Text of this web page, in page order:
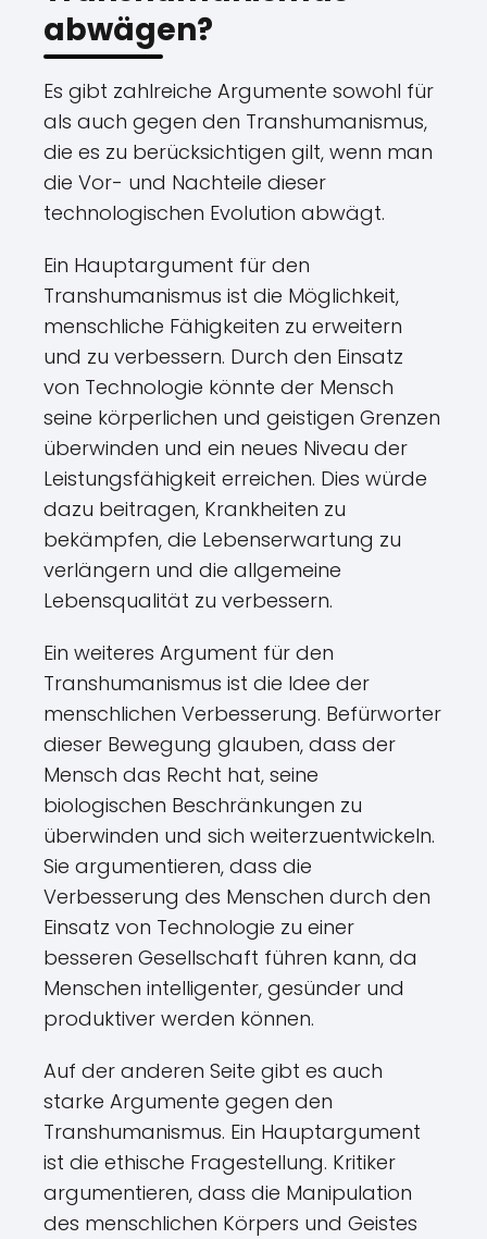
abwägen?
Es gibt zahlreiche Argumente sowohl für
als auch gegen den Transhumanismus,
die es zu berücksichtigen gilt, wenn man
die Vor- und Nachteile dieser
technologischen Evolution abwägt.
Ein Hauptargument für den
Transhumanismus ist die Möglichkeit,
menschliche Fähigkeiten zu erweitern
und zu verbessern. Durch den Einsatz
von Technologie könnte der Mensch
seine körperlichen und geistigen Grenzen
überwinden und ein neues Niveau der
Leistungsfähigkeit erreichen. Dies würde
dazu beitragen, Krankheiten zu
bekämpfen, die Lebenserwartung zu
verlängern und die allgemeine
Lebensqualität zu verbessern.
Ein weiteres Argument für den
Transhumanismus ist die Idee der
menschlichen Verbesserung. Befürworter
dieser Bewegung glauben, dass der
Mensch das Recht hat, seine
biologischen Beschränkungen zu
überwinden und sich weiterzuentwickeln.
Sie argumentieren, dass die
Verbesserung des Menschen durch den
Einsatz von Technologie zu einer
besseren Gesellschaft führen kann, da
Menschen intelligenter, gesünder und
produktiver werden können.
Auf der anderen Seite gibt es auch
starke Argumente gegen den
Transhumanismus. Ein Hauptargument
ist die ethische Fragestellung. Kritiker
argumentieren, dass die Manipulation
des menschlichen Körpers und Geistes